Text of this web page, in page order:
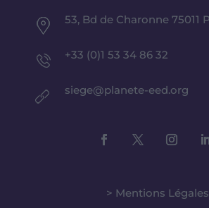
53, Bd de Charonne 75011
+33 (0)1 53 34 86 32
siege@planete-eed.org
> Mentions Légales